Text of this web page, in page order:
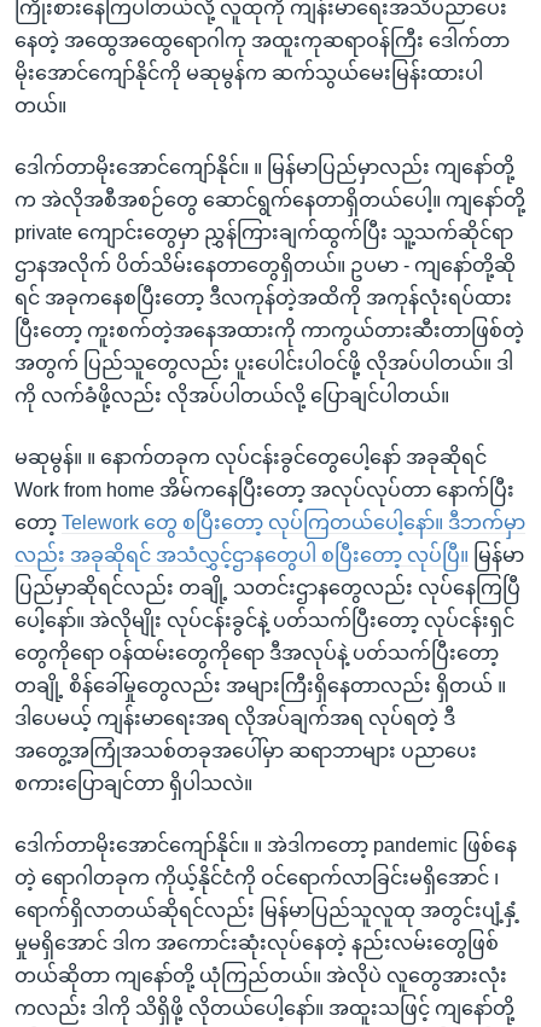
ကြိုးစားနေကြပါတယ်လို့ လူထုကို ကျန်းမာရေးအသိပညာပေး
နေတဲ့ အထွေအထွေရောဂါကု အထူးကုဆရာဝန်ကြီး ဒေါက်တာ
မိုးအောင်ကျော်နိုင်ကို မဆုမွန်က ဆက်သွယ်မေးမြန်းထားပါ
တယ်။
ဒေါက်တာမိုးအောင်ကျော်နိုင်။ ။ မြန်မာပြည်မှာလည်း ကျနော်တို့
က အဲလိုအစီအစဉ်တွေ ဆောင်ရွက်နေတာရှိတယ်ပေါ့။ ကျနော်တို့
private ကျောင်းတွေမှာ ညွှန်ကြားချက်ထွက်ပြီး သူ့သက်ဆိုင်ရာ
ဌာနအလိုက် ပိတ်သိမ်းနေတာတွေရှိတယ်။ ဥပမာ - ကျနော်တို့ဆို
ရင် အခုကနေစပြီးတော့ ဒီလကုန်တဲ့အထိကို အကုန်လုံးရပ်ထား
ပြီးတော့ ကူးစက်တဲ့အနေအထားကို ကာကွယ်တားဆီးတာဖြစ်တဲ့
အတွက် ပြည်သူတွေလည်း ပူးပေါင်းပါဝင်ဖို့ လိုအပ်ပါတယ်။ ဒါ
ကို လက်ခံဖို့လည်း လိုအပ်ပါတယ်လို့ ပြောချင်ပါတယ်။
မဆုမွန်။ ။ နောက်တခုက လုပ်ငန်းခွင်တွေပေါ့နော် အခုဆိုရင်
Work from home အိမ်ကနေပြီးတော့ အလုပ်လုပ်တာ နောက်ပြီး
တော့ Telework တွေ စပြီးတော့ လုပ်ကြတယ်ပေါ့နော်။ ဒီဘက်မှာ
လည်း အခုဆိုရင် အသံလွှင့်ဌာနတွေပါ စပြီးတော့ လုပ်ပြီ။ မြန်မာ
ပြည်မှာဆိုရင်လည်း တချို့ သတင်းဌာနတွေလည်း လုပ်နေကြပြီ
ပေါ့နော်။ အဲလိုမျိုး လုပ်ငန်းခွင်နဲ့ ပတ်သက်ပြီးတော့ လုပ်ငန်းရှင်
တွေကိုရော ဝန်ထမ်းတွေကိုရော ဒီအလုပ်နဲ့ ပတ်သက်ပြီးတော့
တချို့ စိန်ခေါ်မှုတွေလည်း အများကြီးရှိနေတာလည်း ရှိတယ် ။
ဒါပေမယ့် ကျန်းမာရေးအရ လိုအပ်ချက်အရ လုပ်ရတဲ့ ဒီ
အတွေ့အကြုံအသစ်တခုအပေါ်မှာ ဆရာဘာများ ပညာပေး
စကားပြောချင်တာ ရှိပါသလဲ။
ဒေါက်တာမိုးအောင်ကျော်နိုင်။ ။ အဲဒါကတော့ pandemic ဖြစ်နေ
တဲ့ ရောဂါတခုက ကိုယ့်နိုင်ငံကို ဝင်ရောက်လာခြင်းမရှိအောင် ၊
ရောက်ရှိလာတယ်ဆိုရင်လည်း မြန်မာပြည်သူလူထု အတွင်းပျံ့နှံ့
မှုမရှိအောင် ဒါက အကောင်းဆုံးလုပ်နေတဲ့ နည်းလမ်းတွေဖြစ်
တယ်ဆိုတာ ကျနော်တို့ ယုံကြည်တယ်။ အဲလိုပဲ လူတွေအားလုံး
ကလည်း ဒါကို သိရှိဖို့ လိုတယ်ပေါ့နော်။ အထူးသဖြင့် ကျနော်တို့